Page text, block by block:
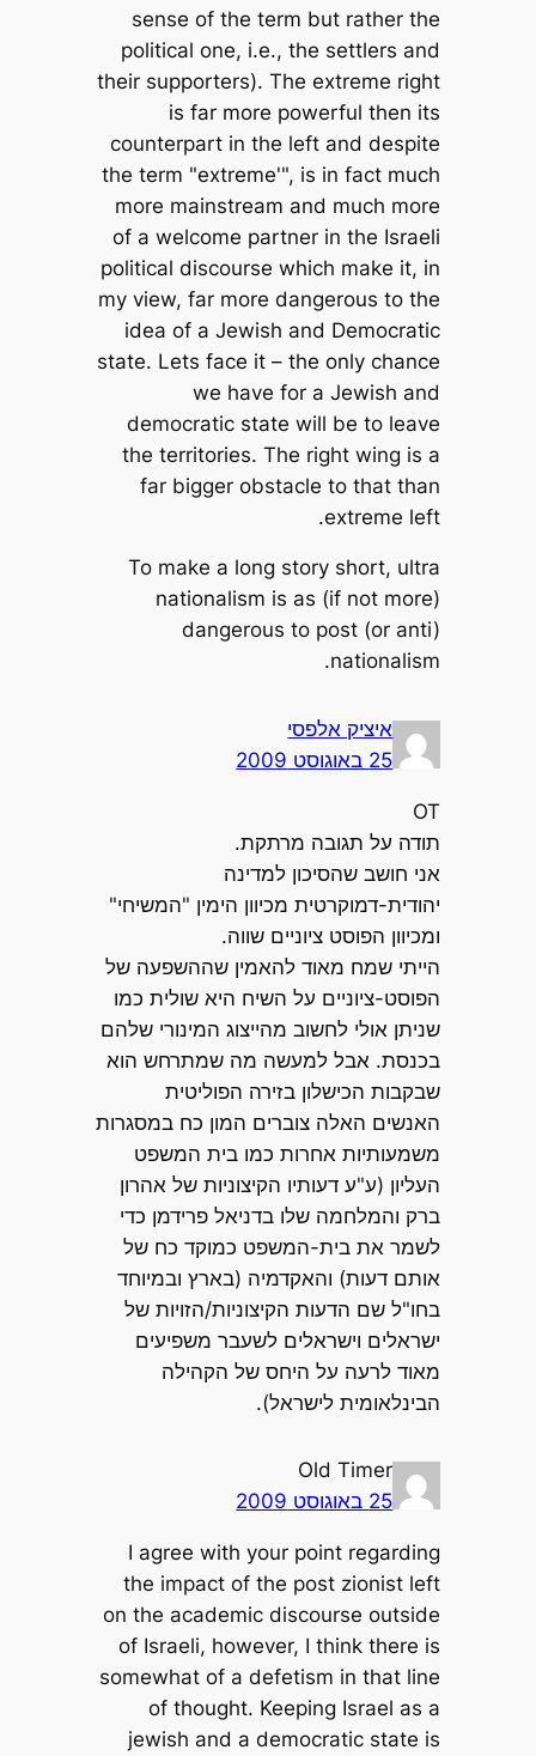
sense of the term but rather the
political one, i.e., the settlers and
their supporters). The extreme right
is far more powerful then its
counterpart in the left and despite
the term "extreme'", is in fact much
more mainstream and much more
of a welcome partner in the Israeli
political discourse which make it, in
my view, far more dangerous to the
idea of a Jewish and Democratic
state. Lets face it – the only chance
we have for a Jewish and
democratic state will be to leave
the territories. The right wing is a
far bigger obstacle to that than
extreme left.
To make a long story short, ultra
nationalism is as (if not more)
dangerous to post (or anti)
nationalism.
איציק אלפסי
25 באוגוסט 2009
OT
תודה על תגובה מרתקת.
אני חושב שהסיכון למדינה
יהודית-דמוקרטית מכיוון הימין "המשיחי"
ומכיוון הפוסט ציוניים שווה.
הייתי שמח מאוד להאמין שההשפעה של
הפוסט-ציוניים על השיח היא שולית כמו
שניתן אולי לחשוב מהייצוג המינורי שלהם
בכנסת. אבל למעשה מה שמתרחש הוא
שבקבות הכישלון בזירה הפוליטית
האנשים האלה צוברים המון כח במסגרות
משמעותיות אחרות כמו בית המשפט
העליון (ע"ע דעותיו הקיצוניות של אהרון
ברק והמלחמה שלו בדניאל פרידמן כדי
לשמר את בית-המשפט כמוקד כח של
אותם דעות) והאקדמיה (בארץ ובמיוחד
בחו"ל שם הדעות הקיצוניות/הזויות של
ישראלים וישראלים לשעבר משפיעים
מאוד לרעה על היחס של הקהילה
הבינלאומית לישראל).
Old Timer
25 באוגוסט 2009
I agree with your point regarding
the impact of the post zionist left
on the academic discourse outside
of Israeli, however, I think there is
somewhat of a defetism in that line
of thought. Keeping Israel as a
jewish and a democratic state is